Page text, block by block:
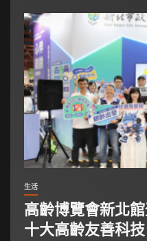
生活
高齡博覽會新北館
十大高齡友善科技